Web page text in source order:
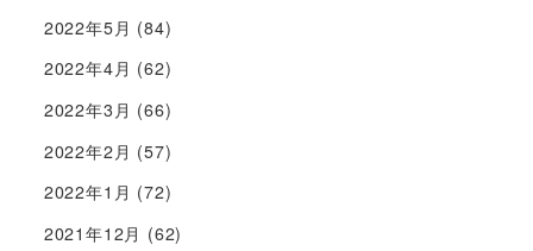
2022年5月 (84)
2022年4月 (62)
2022年3月 (66)
2022年2月 (57)
2022年1月 (72)
2021年12月 (62)